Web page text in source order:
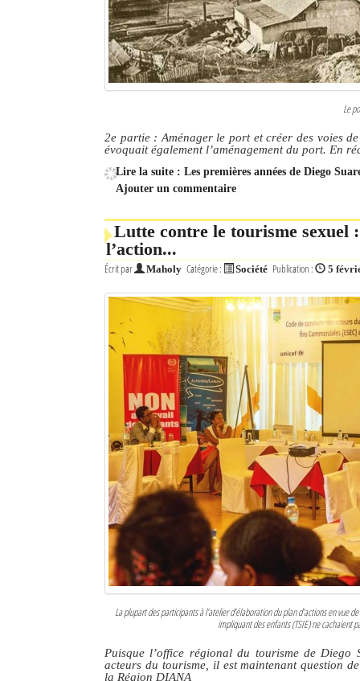
Le
2e partie : Aménager le port et créer des voies
évoquait également l’aménagement du port. En
Lire la suite : Les premières années de Diego
Ajouter un commentaire
Lutte contre le tourisme sexuel
l’action...
Écrit par Maholy Catégorie : Société Publication : 5
La plupart des participants à l’atelier d’élaboration du plan d’actions en vue
impliquant des enfants (TSIE) ne cachaient
Puisque l’office régional du tourisme de
acteurs du tourisme, il est maintenant question
la Région DIANA